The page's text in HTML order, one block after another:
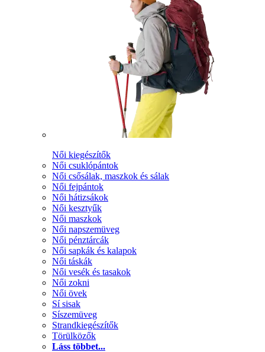
Női kiegészítők
Női csuklópántok
Női csősálak, maszkok és sálak
Női fejpántok
Női hátizsákok
Női kesztyűk
Női maszkok
Női napszemüveg
Női pénztárcák
Női sapkák és kalapok
Női táskák
Női vesék és tasakok
Női zokni
Női övek
Sí sisak
Síszemüveg
Strandkiegészítők
Törülközők
Láss többet...